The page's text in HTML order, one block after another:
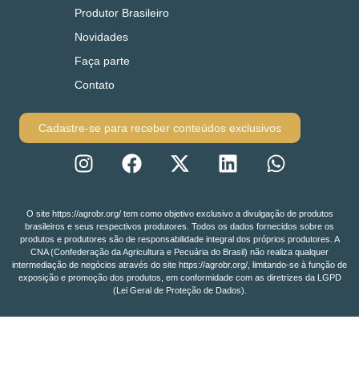
Produtor Brasileiro
Novidades
Faça parte
Contato
Cadastre-se para receber conteúdos exclusivos
O site https://agrobr.org/ tem como objetivo exclusivo a divulgação de produtos
brasileiros e seus respectivos produtores. Todos os dados fornecidos sobre os
produtos e produtores são de responsabilidade integral dos próprios produtores. A
CNA (Confederação da Agricultura e Pecuária do Brasil) não realiza qualquer
intermediação de negócios através do site https://agrobr.org/, limitando-se à função de
exposição e promoção dos produtos, em conformidade com as diretrizes da LGPD
(Lei Geral de Proteção de Dados).